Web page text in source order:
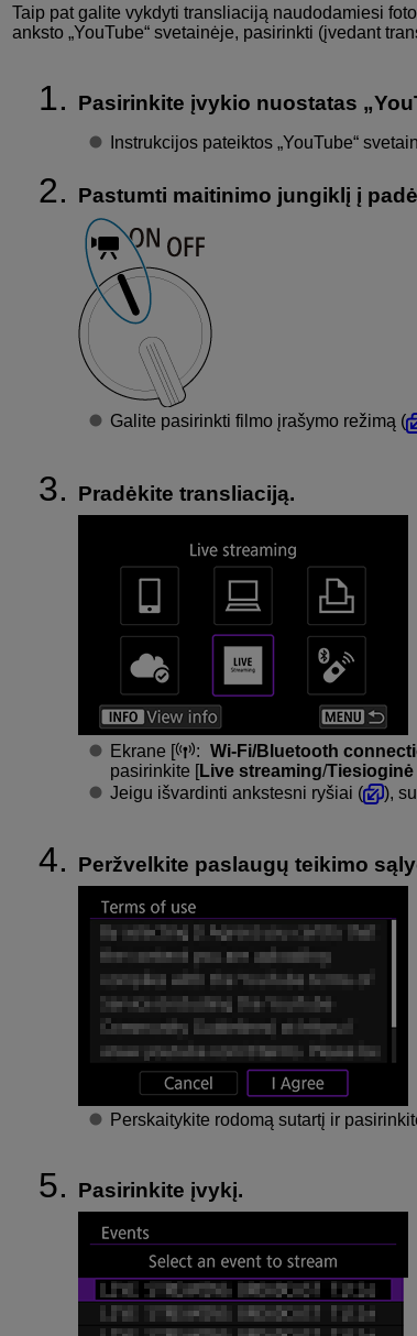
Taip pat galite vykdyti transliaciją naudodamiesi
anksto „YouTube“ svetainėje, pasirinkti (įvedant
Pasirinkite įvykio nuostatas
Instrukcijos pateiktos „YouTube“
Pastumti maitinimo jungiklį į
Galite pasirinkti filmo įrašymo režimą (
Pradėkite transliaciją.
Ekrane [ : Wi-Fi/Bluetooth
pasirinkite [Live streaming/
Jeigu išvardinti ankstesni ryšiai (
),
Peržvelkite paslaugų teikimo
Perskaitykite rodomą sutartį ir
Pasirinkite įvykį.